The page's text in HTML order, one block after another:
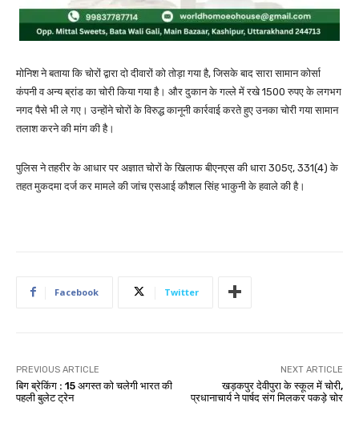
मोनिश ने बताया कि चोरों द्वारा दो दीवारों को तोड़ा गया है, जिसके बाद सारा सामान कोर्सा
कंपनी व अन्य ब्रांड का चोरी किया गया है। और दुकान के गल्ले में रखे 1500 रुपए के लगभग
नगद पैसे भी ले गए। उन्होंने चोरों के विरुद्ध कानूनी कार्रवाई करते हुए उनका चोरी गया सामान
तलाश करने की मांग की है।
पुलिस ने तहरीर के आधार पर अज्ञात चोरों के खिलाफ बीएनएस की धारा 305ए, 331(4) के
तहत मुकदमा दर्ज कर मामले की जांच एसआई कौशल सिंह भाकुनी के हवाले की है।
Facebook Twitter
PREVIOUS ARTICLE
बिग ब्रेकिंग : 15 अगस्त को चलेगी भारत की
पहली बुलेट ट्रेन
NEXT ARTICLE
खड़कपुर देवीपुरा के स्कूल में चोरी,
प्रधानाचार्य ने पार्षद संग मिलकर पकड़े चोर